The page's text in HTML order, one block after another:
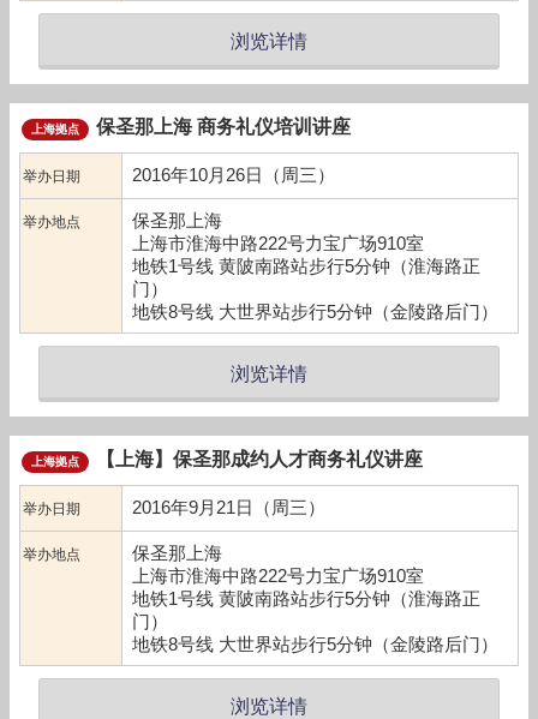
浏览详情
上海拠点 保圣那上海 商务礼仪培训讲座
举办日期 2016年10月26日（周三）
举办地点
保圣那上海
上海市淮海中路222号力宝广场910室
地铁1号线 黄陂南路站步行5分钟（淮海路正
门）
地铁8号线 大世界站步行5分钟（金陵路后门）
浏览详情
上海拠点 【上海】保圣那成约人才商务礼仪讲座
举办日期 2016年9月21日（周三）
举办地点
保圣那上海
上海市淮海中路222号力宝广场910室
地铁1号线 黄陂南路站步行5分钟（淮海路正
门）
地铁8号线 大世界站步行5分钟（金陵路后门）
浏览详情